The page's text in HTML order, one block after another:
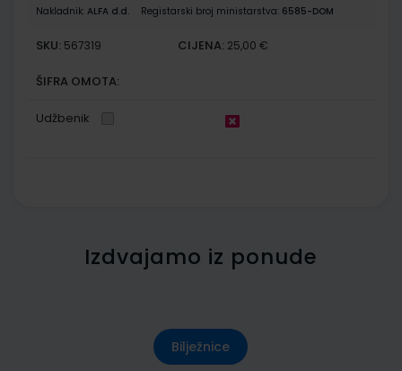
Nakladnik: ALFA d.d. Registarski broj ministarstva: 6585-DOM
SKU: 567319 CIJENA: 25,00 €
ŠIFRA OMOTA:
Udžbenik
Izdvajamo iz ponude
Bilježnice